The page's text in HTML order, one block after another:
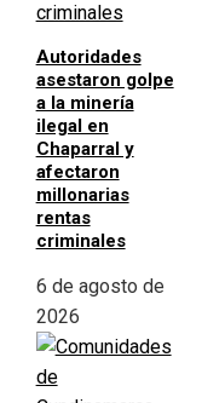
Autoridades
asestaron golpe
a la minería
ilegal en
Chaparral y
afectaron
millonarias
rentas
criminales
6 de agosto de
2026